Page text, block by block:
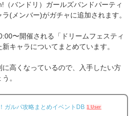
（バンドリ）ガールズバンドパーティ
(メンバー)がガチャに追加されます。
〜開催される「ドリームフェスティ
キャラについてまとめています。
高くなっているので、入手したい方
。
ガルパ攻略まとめイベントDB 1 User